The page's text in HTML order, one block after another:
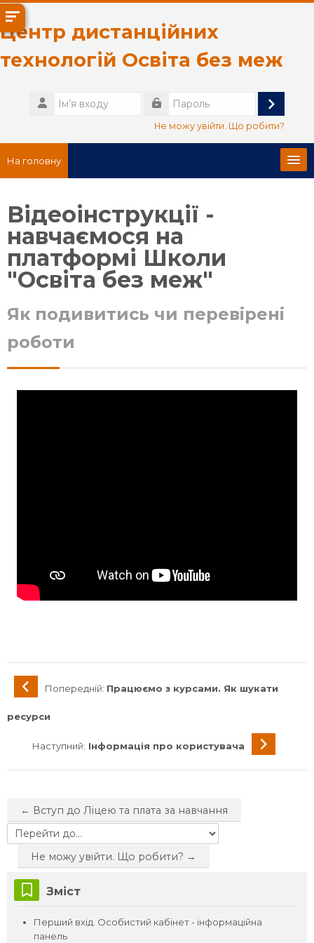
Перейти до головного вмісту
Центр дистанційних
технологій Освіта без меж
Ім’я
входу
Увійти
Не можу увійти. Що робити?
На головну
Про нас
Українська ‎(uk)‎
курсів
Відеоінструкції -
навчаємося на
платформі Школи
"Освіта без меж"
Як подивитись чи перевірені
роботи
Попередній: Працюємо з курсами. Як шукати
ресурси
Наступний: Інформація про користувача
← Вступ до Ліцею та плата за навчання
Перейти до...
Не можу увійти. Що робити? →
Пропустити Зміст
Зміст
Перший вхід. Особистий кабінет - інформаційна
панель